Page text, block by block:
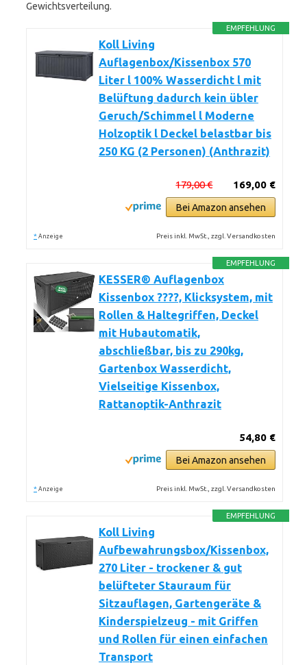
Gewichtsverteilung.
EMPFEHLUNG
Koll Living
Auflagenbox/Kissenbox 570
Liter l 100% Wasserdicht l mit
Belüftung dadurch kein übler
Geruch/Schimmel l Moderne
Holzoptik l Deckel belastbar bis
250 KG (2 Personen) (Anthrazit)
169,00 €
179,00 €
Bei Amazon ansehen
* Anzeige Preis inkl. MwSt., zzgl. Versandkosten
EMPFEHLUNG
KESSER® Auflagenbox
Kissenbox ????, Klicksystem, mit
Rollen & Haltegriffen, Deckel
mit Hubautomatik,
abschließbar, bis zu 290kg,
Gartenbox Wasserdicht,
Vielseitige Kissenbox,
Rattanoptik-Anthrazit
54,80 €
Bei Amazon ansehen
* Anzeige Preis inkl. MwSt., zzgl. Versandkosten
EMPFEHLUNG
Koll Living
Aufbewahrungsbox/Kissenbox,
270 Liter - trockener & gut
belüfteter Stauraum für
Sitzauflagen, Gartengeräte &
Kinderspielzeug - mit Griffen
und Rollen für einen einfachen
Transport